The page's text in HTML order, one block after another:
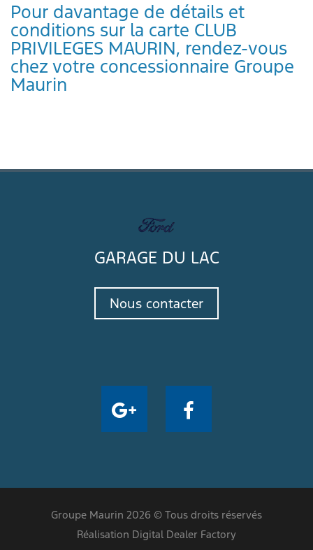
Pour davantage de détails et
conditions sur la carte CLUB
PRIVILEGES MAURIN, rendez-vous
chez votre concessionnaire Groupe
Maurin
GARAGE DU LAC
Nous contacter
Groupe Maurin 2026 © Tous droits réservés
Réalisation Digital Dealer Factory